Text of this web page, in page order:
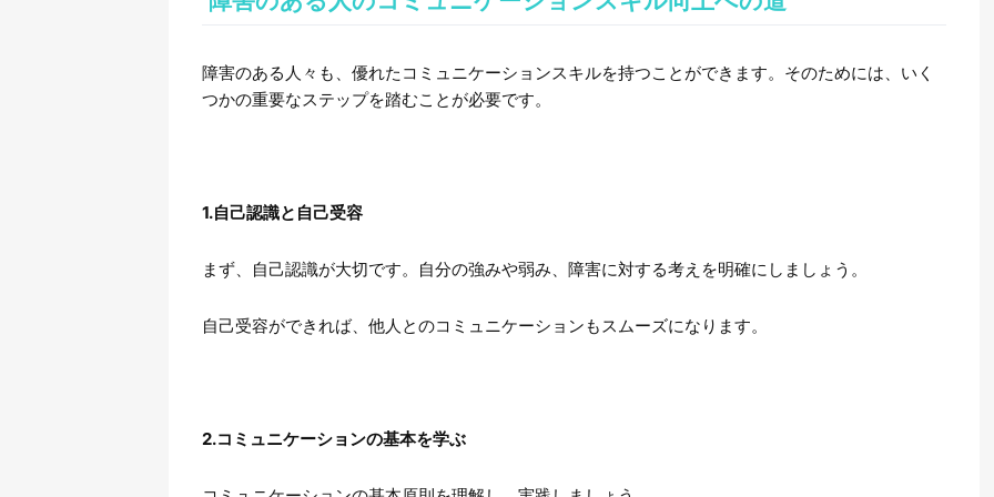
障害のある人々も、優れたコミュニケーションスキルを持つことができます。そのためには、いく
つかの重要なステップを踏むことが必要です。
1.自己認識と自己受容
まず、自己認識が大切です。自分の強みや弱み、障害に対する考えを明確にしましょう。
自己受容ができれば、他人とのコミュニケーションもスムーズになります。
2.コミュニケーションの基本を学ぶ